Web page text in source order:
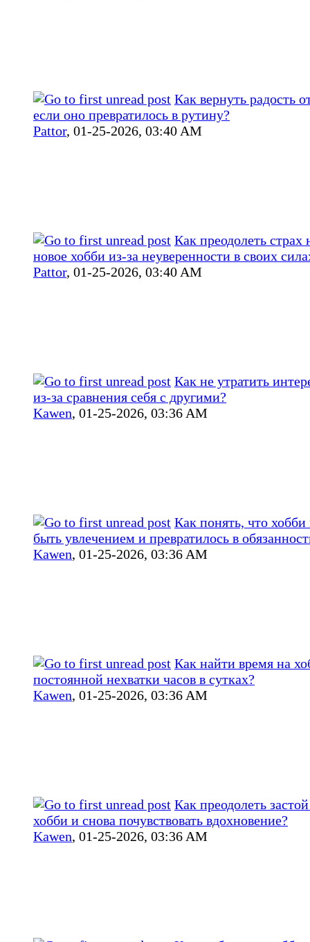
Как вернуть радость
если оно превратилось в рутину?
Pattor, 01-25-2026, 03:40 AM
Как преодолеть страх
новое хобби из‑за неуверенности в своих
Pattor, 01-25-2026, 03:40 AM
Как не утратить
из‑за сравнения себя с другими?
Kawen, 01-25-2026, 03:36 AM
Как понять, что хобби
быть увлечением и превратилось в
Kawen, 01-25-2026, 03:36 AM
Как найти время на
постоянной нехватки часов в сутках?
Kawen, 01-25-2026, 03:36 AM
Как преодолеть
хобби и снова почувствовать вдохновение?
Kawen, 01-25-2026, 03:36 AM